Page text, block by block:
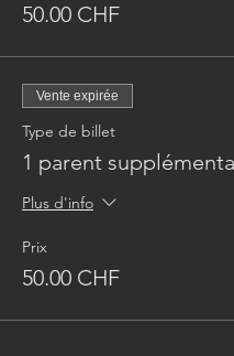
50.00 CHF
Vente expirée
Type de billet
1 parent
Plus d'info
Prix
50.00 CHF